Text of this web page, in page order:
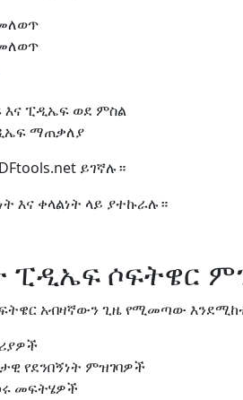
ፒዲኤፍ ወደ ምስል
ማጠቃለያ
ይገኛሉ።
እና ቀላልነት ላይ ያተኩራሉ።
ፒዲኤፍ ሶፍትዌር
አብዛኛውን ጊዜ የሚመጣው
የደንበኝነት ምዝገባዎች
መፍትሄዎች